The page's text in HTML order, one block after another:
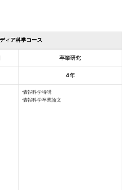
ィア科学コース
卒業研究
4年
情報科学特講
情報科学卒業論文